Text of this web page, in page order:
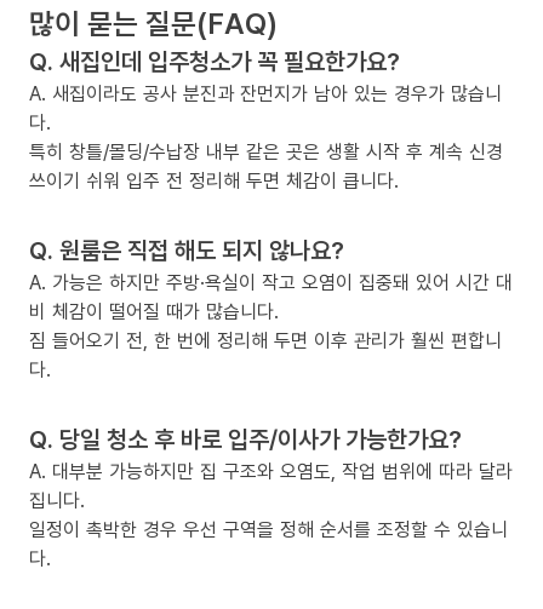
많이 묻는 질문(FAQ)
Q. 새집인데 입주청소가 꼭 필요한가요?
A. 새집이라도 공사 분진과 잔먼지가 남아 있는 경우가 많습니
다.
특히 창틀/몰딩/수납장 내부 같은 곳은 생활 시작 후 계속 신경
쓰이기 쉬워 입주 전 정리해 두면 체감이 큽니다.
Q. 원룸은 직접 해도 되지 않나요?
A. 가능은 하지만 주방·욕실이 작고 오염이 집중돼 있어 시간 대
비 체감이 떨어질 때가 많습니다.
짐 들어오기 전, 한 번에 정리해 두면 이후 관리가 훨씬 편합니
다.
Q. 당일 청소 후 바로 입주/이사가 가능한가요?
A. 대부분 가능하지만 집 구조와 오염도, 작업 범위에 따라 달라
집니다.
일정이 촉박한 경우 우선 구역을 정해 순서를 조정할 수 있습니
다.